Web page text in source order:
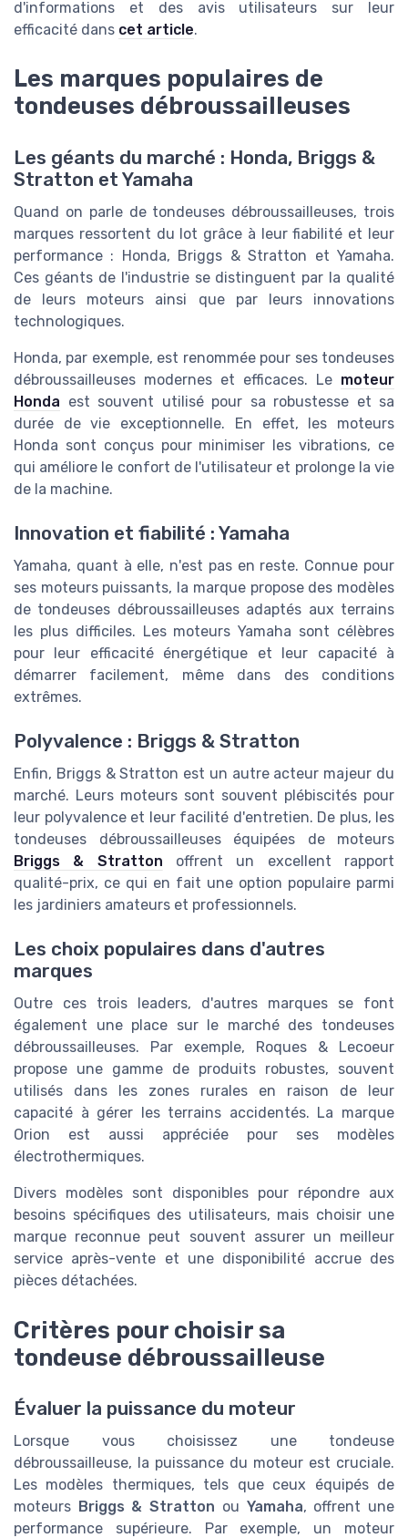
d'informations et des avis utilisateurs sur leur
efficacité dans cet article.
Les marques populaires de
tondeuses débroussailleuses
Les géants du marché : Honda, Briggs &
Stratton et Yamaha
Quand on parle de tondeuses débroussailleuses, trois
marques ressortent du lot grâce à leur fiabilité et leur
performance : Honda, Briggs & Stratton et Yamaha.
Ces géants de l'industrie se distinguent par la qualité
de leurs moteurs ainsi que par leurs innovations
technologiques.
Honda, par exemple, est renommée pour ses tondeuses
débroussailleuses modernes et efficaces. Le moteur
Honda est souvent utilisé pour sa robustesse et sa
durée de vie exceptionnelle. En effet, les moteurs
Honda sont conçus pour minimiser les vibrations, ce
qui améliore le confort de l'utilisateur et prolonge la vie
de la machine.
Innovation et fiabilité : Yamaha
Yamaha, quant à elle, n'est pas en reste. Connue pour
ses moteurs puissants, la marque propose des modèles
de tondeuses débroussailleuses adaptés aux terrains
les plus difficiles. Les moteurs Yamaha sont célèbres
pour leur efficacité énergétique et leur capacité à
démarrer facilement, même dans des conditions
extrêmes.
Polyvalence : Briggs & Stratton
Enfin, Briggs & Stratton est un autre acteur majeur du
marché. Leurs moteurs sont souvent plébiscités pour
leur polyvalence et leur facilité d'entretien. De plus, les
tondeuses débroussailleuses équipées de moteurs
Briggs & Stratton offrent un excellent rapport
qualité-prix, ce qui en fait une option populaire parmi
les jardiniers amateurs et professionnels.
Les choix populaires dans d'autres
marques
Outre ces trois leaders, d'autres marques se font
également une place sur le marché des tondeuses
débroussailleuses. Par exemple, Roques & Lecoeur
propose une gamme de produits robustes, souvent
utilisés dans les zones rurales en raison de leur
capacité à gérer les terrains accidentés. La marque
Orion est aussi appréciée pour ses modèles
électrothermiques.
Divers modèles sont disponibles pour répondre aux
besoins spécifiques des utilisateurs, mais choisir une
marque reconnue peut souvent assurer un meilleur
service après-vente et une disponibilité accrue des
pièces détachées.
Critères pour choisir sa
tondeuse débroussailleuse
Évaluer la puissance du moteur
Lorsque vous choisissez une tondeuse
débroussailleuse, la puissance du moteur est cruciale.
Les modèles thermiques, tels que ceux équipés de
moteurs Briggs & Stratton ou Yamaha, offrent une
performance supérieure. Par exemple, un moteur